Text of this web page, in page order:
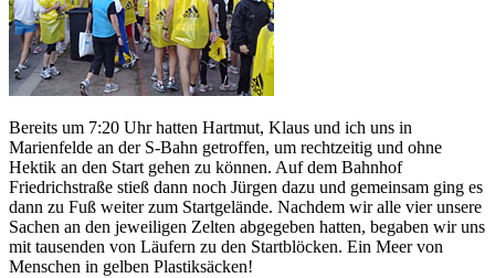
Bereits um 7:20 Uhr hatten Hartmut, Klaus und ich uns in
Marienfelde an der S-Bahn getroffen, um rechtzeitig und ohne
Hektik an den Start gehen zu können. Auf dem Bahnhof
Friedrichstraße stieß dann noch Jürgen dazu und gemeinsam ging es
dann zu Fuß weiter zum Startgelände. Nachdem wir alle vier unsere
Sachen an den jeweiligen Zelten abgegeben hatten, begaben wir uns
mit tausenden von Läufern zu den Startblöcken. Ein Meer von
Menschen in gelben Plastiksäcken!